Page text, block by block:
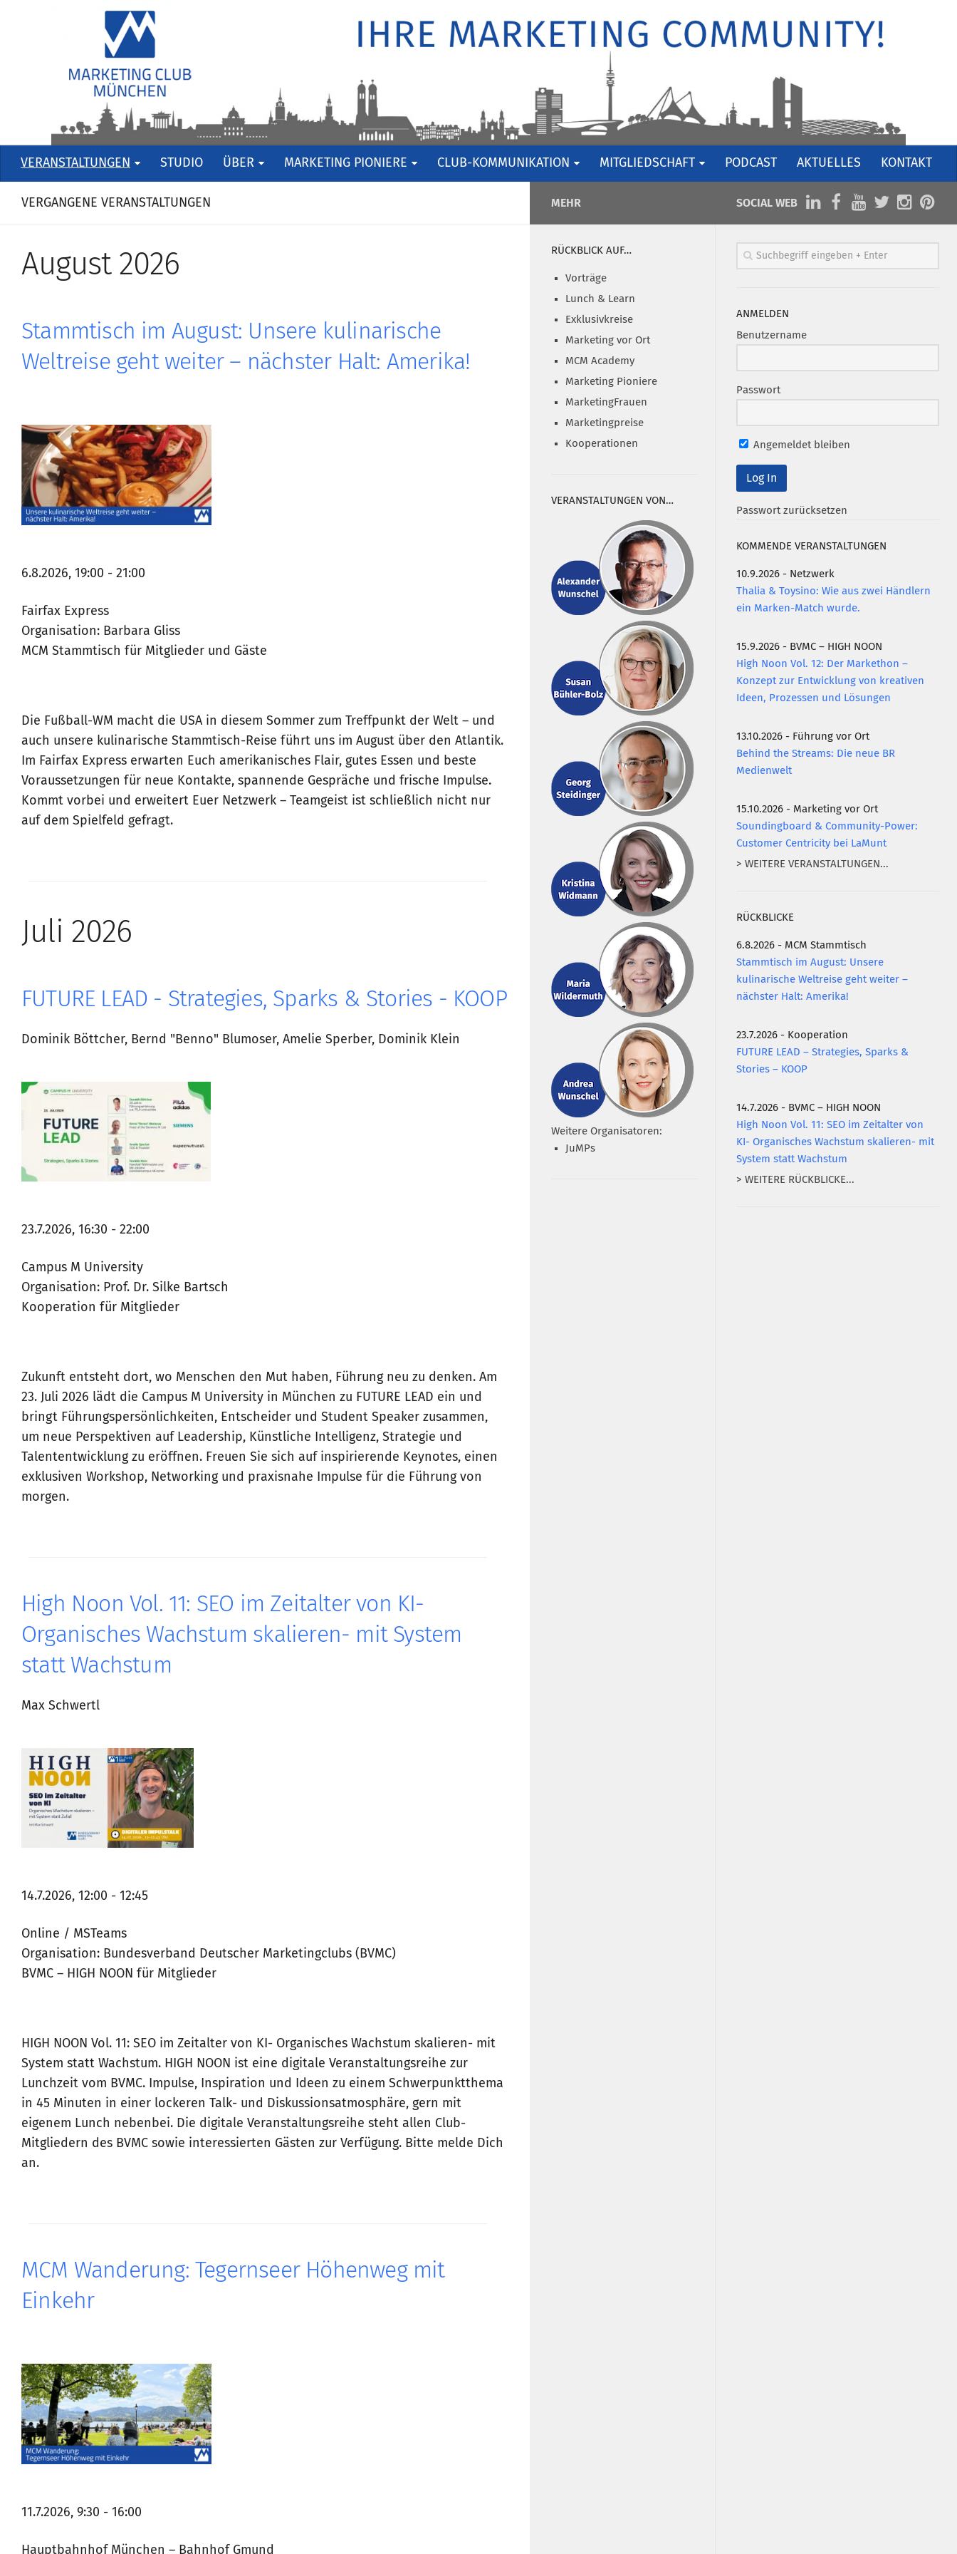
VERANSTALTUNGEN STUDIO ÜBER MARKETING PIONIERE CLUB-KOMMUNIKATION MITGLIEDSCHAFT PODCAST AKTUELLES KONTAKT
VERGANGENE VERANSTALTUNGEN
August 2026
Stammtisch im August: Unsere kulinarische
Weltreise geht weiter – nächster Halt: Amerika!
6.8.2026, 19:00 - 21:00
Fairfax Express
Organisation: Barbara Gliss
MCM Stammtisch für Mitglieder und Gäste
Die Fußball-WM macht die USA in diesem Sommer zum Treffpunkt der Welt – und
auch unsere kulinarische Stammtisch-Reise führt uns im August über den Atlantik.
Im Fairfax Express erwarten Euch amerikanisches Flair, gutes Essen und beste
Voraussetzungen für neue Kontakte, spannende Gespräche und frische Impulse.
Kommt vorbei und erweitert Euer Netzwerk – Teamgeist ist schließlich nicht nur
auf dem Spielfeld gefragt.
Juli 2026
FUTURE LEAD - Strategies, Sparks & Stories - KOOP
Dominik Böttcher, Bernd "Benno" Blumoser, Amelie Sperber, Dominik Klein
23.7.2026, 16:30 - 22:00
Campus M University
Organisation: Prof. Dr. Silke Bartsch
Kooperation für Mitglieder
Zukunft entsteht dort, wo Menschen den Mut haben, Führung neu zu denken. Am
23. Juli 2026 lädt die Campus M University in München zu FUTURE LEAD ein und
bringt Führungspersönlichkeiten, Entscheider und Student Speaker zusammen,
um neue Perspektiven auf Leadership, Künstliche Intelligenz, Strategie und
Talententwicklung zu eröffnen. Freuen Sie sich auf inspirierende Keynotes, einen
exklusiven Workshop, Networking und praxisnahe Impulse für die Führung von
morgen.
High Noon Vol. 11: SEO im Zeitalter von KI-
Organisches Wachstum skalieren- mit System
statt Wachstum
Max Schwertl
14.7.2026, 12:00 - 12:45
Online / MSTeams
Organisation: Bundesverband Deutscher Marketingclubs (BVMC)
BVMC – HIGH NOON für Mitglieder
HIGH NOON Vol. 11: SEO im Zeitalter von KI- Organisches Wachstum skalieren- mit
System statt Wachstum. HIGH NOON ist eine digitale Veranstaltungsreihe zur
Lunchzeit vom BVMC. Impulse, Inspiration und Ideen zu einem Schwerpunktthema
in 45 Minuten in einer lockeren Talk- und Diskussionsatmosphäre, gern mit
eigenem Lunch nebenbei. Die digitale Veranstaltungsreihe steht allen Club-
Mitgliedern des BVMC sowie interessierten Gästen zur Verfügung. Bitte melde Dich
an.
MCM Wanderung: Tegernseer Höhenweg mit
Einkehr
11.7.2026, 9:30 - 16:00
Hauptbahnhof München – Bahnhof Gmund
SOCIAL WEB
ANMELDEN
Benutzername
Passwort
Angemeldet bleiben
Passwort zurücksetzen
KOMMENDE VERANSTALTUNGEN
10.9.2026 - Netzwerk
Thalia & Toysino: Wie aus zwei Händlern
ein Marken-Match wurde.
15.9.2026 - BVMC – HIGH NOON
High Noon Vol. 12: Der Markethon –
Konzept zur Entwicklung von kreativen
Ideen, Prozessen und Lösungen
13.10.2026 - Führung vor Ort
Behind the Streams: Die neue BR
Medienwelt
15.10.2026 - Marketing vor Ort
Soundingboard & Community-Power:
Customer Centricity bei LaMunt
> WEITERE VERANSTALTUNGEN...
RÜCKBLICKE
6.8.2026 - MCM Stammtisch
Stammtisch im August: Unsere
kulinarische Weltreise geht weiter –
nächster Halt: Amerika!
23.7.2026 - Kooperation
FUTURE LEAD – Strategies, Sparks &
Stories – KOOP
14.7.2026 - BVMC – HIGH NOON
High Noon Vol. 11: SEO im Zeitalter von
KI- Organisches Wachstum skalieren- mit
System statt Wachstum
> WEITERE RÜCKBLICKE...
MEHR
RÜCKBLICK AUF…
Vorträge
Lunch & Learn
Exklusivkreise
Marketing vor Ort
MCM Academy
Marketing Pioniere
MarketingFrauen
Marketingpreise
Kooperationen
VERANSTALTUNGEN VON…
Weitere Organisatoren:
JuMPs